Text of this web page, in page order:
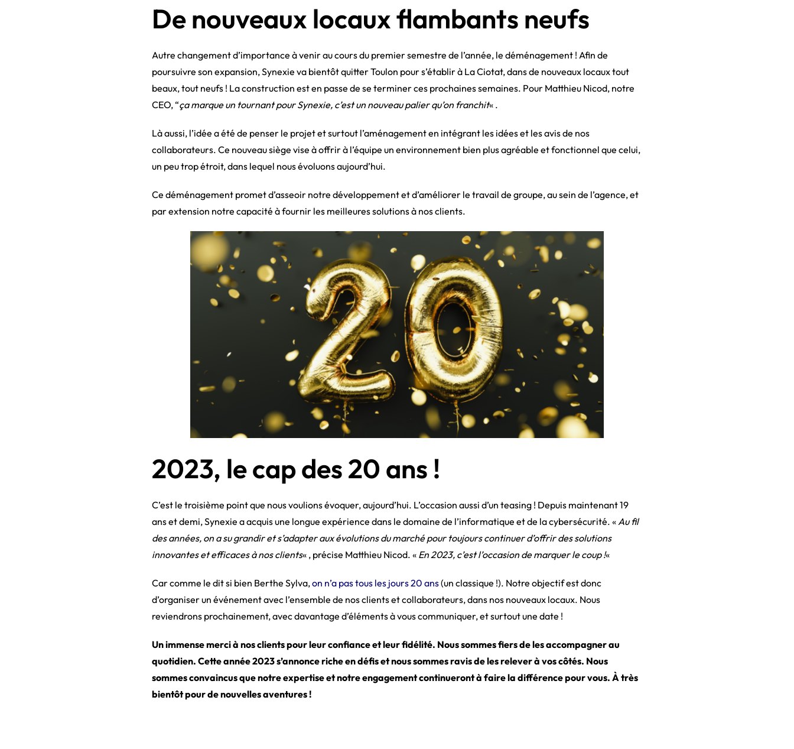
De nouveaux locaux flambants neufs
Autre changement d’importance à venir au cours du premier semestre de l’année, le déménagement ! Afin de
poursuivre son expansion, Synexie va bientôt quitter Toulon pour s’établir à La Ciotat, dans de nouveaux locaux tout
beaux, tout neufs ! La construction est en passe de se terminer ces prochaines semaines. Pour Matthieu Nicod, notre
CEO, “ça marque un tournant pour Synexie, c’est un nouveau palier qu’on franchit« .
Là aussi, l’idée a été de penser le projet et surtout l’aménagement en intégrant les idées et les avis de nos
collaborateurs. Ce nouveau siège vise à offrir à l’équipe un environnement bien plus agréable et fonctionnel que celui,
un peu trop étroit, dans lequel nous évoluons aujourd’hui.
Ce déménagement promet d’asseoir notre développement et d’améliorer le travail de groupe, au sein de l’agence, et
par extension notre capacité à fournir les meilleures solutions à nos clients.
2023, le cap des 20 ans !
C’est le troisième point que nous voulions évoquer, aujourd’hui. L’occasion aussi d’un teasing ! Depuis maintenant 19
ans et demi, Synexie a acquis une longue expérience dans le domaine de l’informatique et de la cybersécurité. « Au fil
des années, on a su grandir et s’adapter aux évolutions du marché pour toujours continuer d’offrir des solutions
innovantes et efficaces à nos clients« , précise Matthieu Nicod. « En 2023, c’est l’occasion de marquer le coup !«
Car comme le dit si bien Berthe Sylva,on n’a pas tous les jours 20 ans(un classique !). Notre objectif est donc
d’organiser un événement avec l’ensemble de nos clients et collaborateurs, dans nos nouveaux locaux. Nous
reviendrons prochainement, avec davantage d’éléments à vous communiquer, et surtout une date !
Un immense merci à nos clients pour leur confiance et leur fidélité. Nous sommes fiers de les accompagner au
quotidien. Cette année 2023 s’annonce riche en défis et nous sommes ravis de les relever à vos côtés. Nous
sommes convaincus que notre expertise et notre engagement continueront à faire la différence pour vous. À très
bientôt pour de nouvelles aventures !